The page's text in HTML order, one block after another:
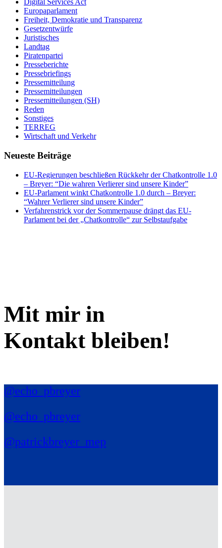
Digital Services Act
Europaparlament
Freiheit, Demokratie und Transparenz
Gesetzentwürfe
Juristisches
Landtag
Piratenpartei
Presseberichte
Pressebriefings
Pressemitteilung
Pressemitteilungen
Pressemitteilungen (SH)
Reden
Sonstiges
TERREG
Wirtschaft und Verkehr
Neueste Beiträge
EU-Regierungen beschließen Rückkehr der Chatkontrolle 1.0
– Breyer: “Die wahren Verlierer sind unsere Kinder”
EU-Parlament winkt Chatkontrolle 1.0 durch – Breyer:
“Wahrer Verlierer sind unsere Kinder”
Verfahrenstrick vor der Sommerpause drängt das EU-
Parlament bei der „Chatkontrolle“ zur Selbstaufgabe
Mit mir in
Kontakt bleiben!
@echo_pbreyer
@echo_pbreyer
@patrickbreyer_mep